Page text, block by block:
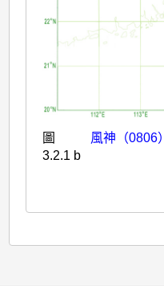
圖
3.2.1 b
風神（0806